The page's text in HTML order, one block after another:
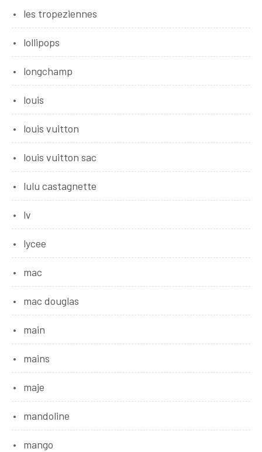
les tropeziennes
lollipops
longchamp
louis
louis vuitton
louis vuitton sac
lulu castagnette
lv
lycee
mac
mac douglas
main
mains
maje
mandoline
mango